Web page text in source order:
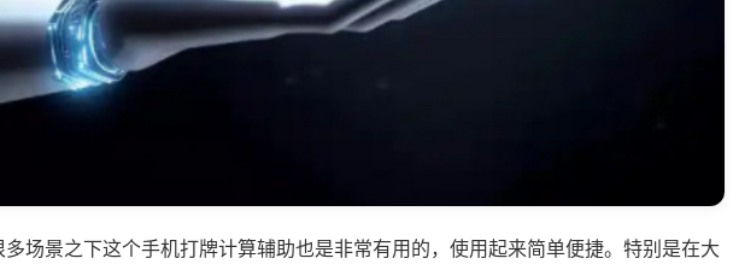
多场景之下这个手机打牌计算辅助也是非常有用的，使用起来简单便捷。特别是在大